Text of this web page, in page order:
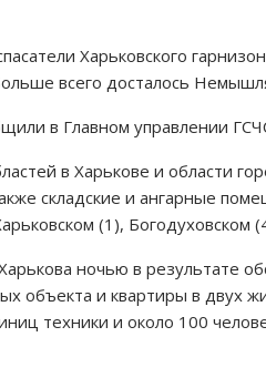
Харьковского
всего досталось
в Главном управлении
в Харькове и области
складские и ангарные
(1), Богодуховском
ночью в результате
объекта и квартиры в двух
техники и около 100